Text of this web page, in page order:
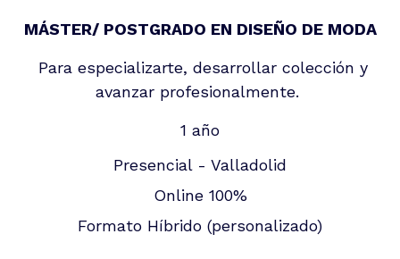
MÁSTER/ POSTGRADO EN DISEÑO DE MODA
Para especializarte, desarrollar colección y
avanzar profesionalmente.
1 año
Presencial - Valladolid
Online 100%
Formato Híbrido (personalizado)